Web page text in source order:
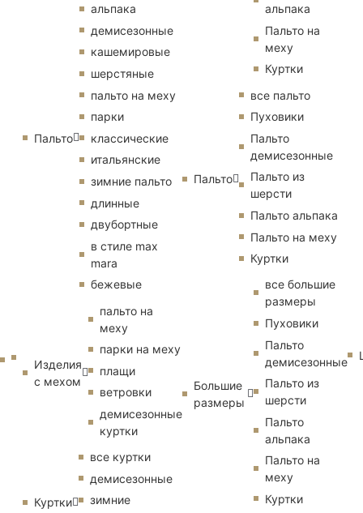
Пальто
альпака
демисезонные
кашемировые
шерстяные
пальто на меху
парки
классические
итальянские
зимние пальто
длинные
двубортные
в стиле max
mara
бежевые
Изделия
с мехом
пальто на
меху
парки на меху
плащи
ветровки
демисезонные
куртки
Куртки
все куртки
демисезонные
зимние
альпака
Пальто на
меху
Куртки
Пальто
все пальто
Пуховики
Пальто
демисезонные
Пальто из
шерсти
Пальто альпака
Пальто на меху
Куртки
Большие
размеры
все большие
размеры
Пуховики
Пальто
демисезонные
Пальто из
шерсти
Пальто
альпака
Пальто на
меху
Куртки